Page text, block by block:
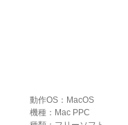
動作OS：MacOS
機種：Mac PPC